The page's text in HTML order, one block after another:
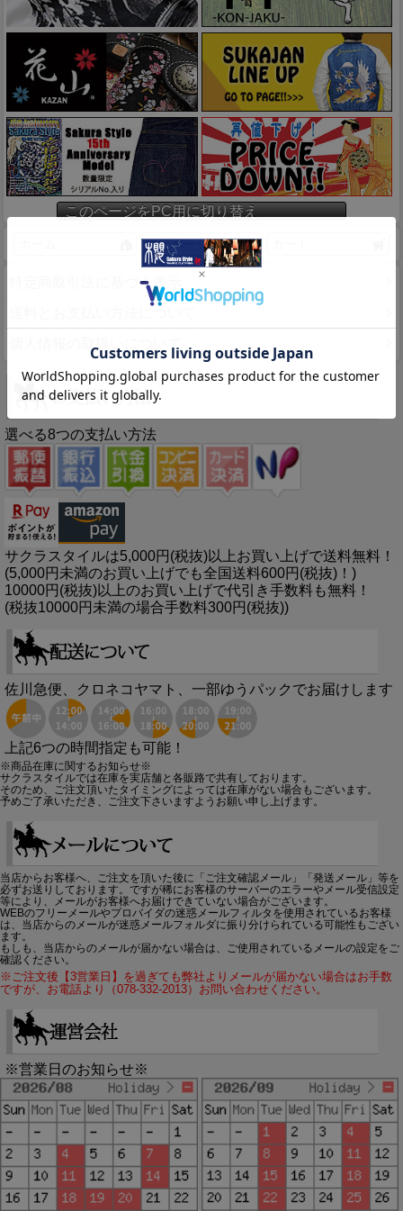
このページをPC用に切り替え
マイページ
特定商取引法に基づく表示
選べる8つの支払い方法
サクラスタイルは5,000円(税抜)以上お買い上げで送料無料！
(5,000円未満のお買い上げでも全国送料600円(税抜)！)
10000円(税抜)以上のお買い上げで代引き手数料も無料！
(税抜10000円未満の場合手数料300円(税抜))
佐川急便、クロネコヤマト、一部ゆうパックでお届けします
上記6つの時間指定も可能！
※商品在庫に関するお知らせ※
サクラスタイルでは在庫を実店舗と各販路で共有しております。
そのため、ご注文頂いたタイミングによっては在庫がない場合もございます。
予めご了承いただき、ご注文下さいますようお願い申し上げます。
当店からお客様へ、ご注文を頂いた後に「ご注文確認メール」「発送メール」等を
必ずお送りしております。ですが稀にお客様のサーバーのエラーやメール受信設定
等により、メールがお客様へお届けできていない場合がございます。
WEBのフリーメールやプロバイダの迷惑メールフィルタを使用されているお客様
は、当店からのメールが迷惑メールフォルダに振り分けられている可能性もござい
ます。
もしも、当店からのメールが届かない場合は、ご使用されているメールの設定をご
確認ください。
※ご注文後【3営業日】を過ぎても弊社よりメールが届かない場合はお手数
ですが、お電話より（078-332-2013）お問い合わせください。
※営業日のお知らせ※